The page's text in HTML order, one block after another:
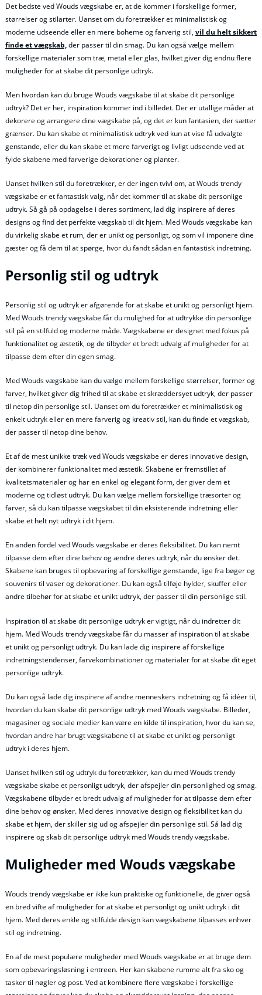
Det bedste ved Wouds vægskabe er, at de kommer i forskellige former,
størrelser og stilarter. Uanset om du foretrækker et minimalistisk og
moderne udseende eller en mere boheme og farverig stil, vil du helt sikkert
finde et vægskab,der passer til din smag. Du kan også vælge mellem
forskellige materialer som træ, metal eller glas, hvilket giver dig endnu flere
muligheder for at skabe dit personlige udtryk.
Men hvordan kan du bruge Wouds vægskabe til at skabe dit personlige
udtryk? Det er her, inspiration kommer ind i billedet. Der er utallige måder at
dekorere og arrangere dine vægskabe på, og det er kun fantasien, der sætter
grænser. Du kan skabe et minimalistisk udtryk ved kun at vise få udvalgte
genstande, eller du kan skabe et mere farverigt og livligt udseende ved at
fylde skabene med farverige dekorationer og planter.
Uanset hvilken stil du foretrækker, er der ingen tvivl om, at Wouds trendy
vægskabe er et fantastisk valg, når det kommer til at skabe dit personlige
udtryk. Så gå på opdagelse i deres sortiment, lad dig inspirere af deres
designs og find det perfekte vægskab til dit hjem. Med Wouds vægskabe kan
du virkelig skabe et rum, der er unikt og personligt, og som vil imponere dine
gæster og få dem til at spørge, hvor du fandt sådan en fantastisk indretning.
Personlig stil og udtryk
Personlig stil og udtryk er afgørende for at skabe et unikt og personligt hjem.
Med Wouds trendy vægskabe får du mulighed for at udtrykke din personlige
stil på en stilfuld og moderne måde. Vægskabene er designet med fokus på
funktionalitet og æstetik, og de tilbyder et bredt udvalg af muligheder for at
tilpasse dem efter din egen smag.
Med Wouds vægskabe kan du vælge mellem forskellige størrelser, former og
farver, hvilket giver dig frihed til at skabe et skræddersyet udtryk, der passer
til netop din personlige stil. Uanset om du foretrækker et minimalistisk og
enkelt udtryk eller en mere farverig og kreativ stil, kan du finde et vægskab,
der passer til netop dine behov.
Et af de mest unikke træk ved Wouds vægskabe er deres innovative design,
der kombinerer funktionalitet med æstetik. Skabene er fremstillet af
kvalitetsmaterialer og har en enkel og elegant form, der giver dem et
moderne og tidløst udtryk. Du kan vælge mellem forskellige træsorter og
farver, så du kan tilpasse vægskabet til din eksisterende indretning eller
skabe et helt nyt udtryk i dit hjem.
En anden fordel ved Wouds vægskabe er deres fleksibilitet. Du kan nemt
tilpasse dem efter dine behov og ændre deres udtryk, når du ønsker det.
Skabene kan bruges til opbevaring af forskellige genstande, lige fra bøger og
souvenirs til vaser og dekorationer. Du kan også tilføje hylder, skuffer eller
andre tilbehør for at skabe et unikt udtryk, der passer til din personlige stil.
Inspiration til at skabe dit personlige udtryk er vigtigt, når du indretter dit
hjem. Med Wouds trendy vægskabe får du masser af inspiration til at skabe
et unikt og personligt udtryk. Du kan lade dig inspirere af forskellige
indretningstendenser, farvekombinationer og materialer for at skabe dit eget
personlige udtryk.
Du kan også lade dig inspirere af andre menneskers indretning og få idéer til,
hvordan du kan skabe dit personlige udtryk med Wouds vægskabe. Billeder,
magasiner og sociale medier kan være en kilde til inspiration, hvor du kan se,
hvordan andre har brugt vægskabene til at skabe et unikt og personligt
udtryk i deres hjem.
Uanset hvilken stil og udtryk du foretrækker, kan du med Wouds trendy
vægskabe skabe et personligt udtryk, der afspejler din personlighed og smag.
Vægskabene tilbyder et bredt udvalg af muligheder for at tilpasse dem efter
dine behov og ønsker. Med deres innovative design og fleksibilitet kan du
skabe et hjem, der skiller sig ud og afspejler din personlige stil. Så lad dig
inspirere og skab dit personlige udtryk med Wouds trendy vægskabe.
Muligheder med Wouds vægskabe
Wouds trendy vægskabe er ikke kun praktiske og funktionelle, de giver også
en bred vifte af muligheder for at skabe et personligt og unikt udtryk i dit
hjem. Med deres enkle og stilfulde design kan vægskabene tilpasses enhver
stil og indretning.
En af de mest populære muligheder med Wouds vægskabe er at bruge dem
som opbevaringsløsning i entreen. Her kan skabene rumme alt fra sko og
tasker til nøgler og post. Ved at kombinere flere vægskabe i forskellige